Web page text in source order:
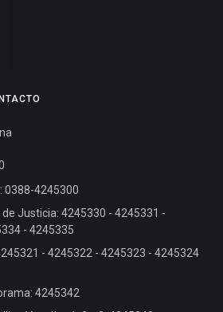
0388-4245300
Justicia: 4245330 - 4245331 -
- 4245335
- 4245322 - 4245323 - 4245324
4245342